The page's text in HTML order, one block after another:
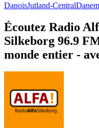
DanoisJutland-Central
Écoutez Radio
Silkeborg 96.9
monde entier -